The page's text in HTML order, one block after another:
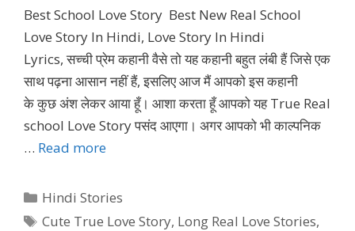
Best School Love Story Best New Real School
Love Story In Hindi, Love Story In Hindi
Lyrics, सच्ची प्रेम कहानी वैसे तो यह कहानी बहुत लंबी हैं जिसे एक
साथ पढ़ना आसान नहीं हैं, इसलिए आज मैं आपको इस कहानी
के कुछ अंश लेकर आया हूँ। आशा करता हूँ आपको यह True Real
school Love Story पसंद आएगा। अगर आपको भी काल्पनिक
… Read more
Categories
Hindi Stories
Tags
Cute True Love Story, Long Real Love Stories,